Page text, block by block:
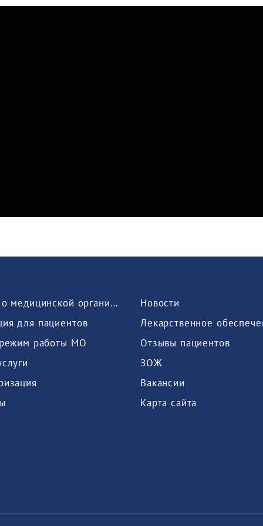
Сведения о медицинской организации
для пациентов
работы МО
Новости
Лекарственное
Отзывы пациентов
ЗОЖ
Вакансии
Карта сайта